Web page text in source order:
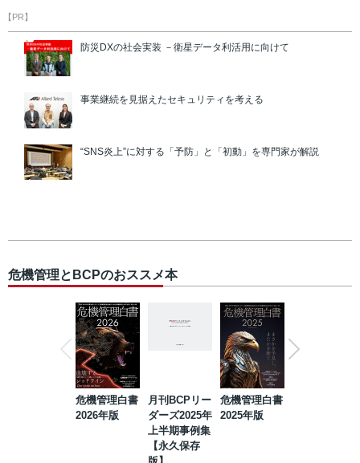
【PR】
防災DXの社会実装 －衛星データ利活用に向けて
事業継続を見据えたセキュリティを考える
“SNS炎上”に対する「予防」と「初動」を専門家が解説
危機管理とBCPのおススメ本
危機管理白書
2026年版
月刊BCPリー
ダーズ2025年
上半期事例集
【永久保存
危機管理白書
2025年版